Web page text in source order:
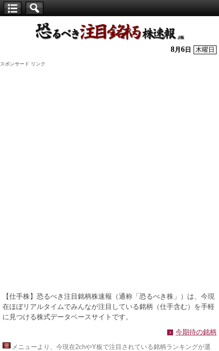
株】
8月 6 日 木曜日
スポンサード リンク
【仕手株】恐るべき注目銘柄株速報（通称「恐るべき株」）は、今現
在ほぼリアルタイムでみんなが注目している銘柄（仕手含む）を手軽
に見つける株式データベースサイトです。
今期待の銘柄
メニューより、今現在2chやY板で注目されている銘柄ランキングが選